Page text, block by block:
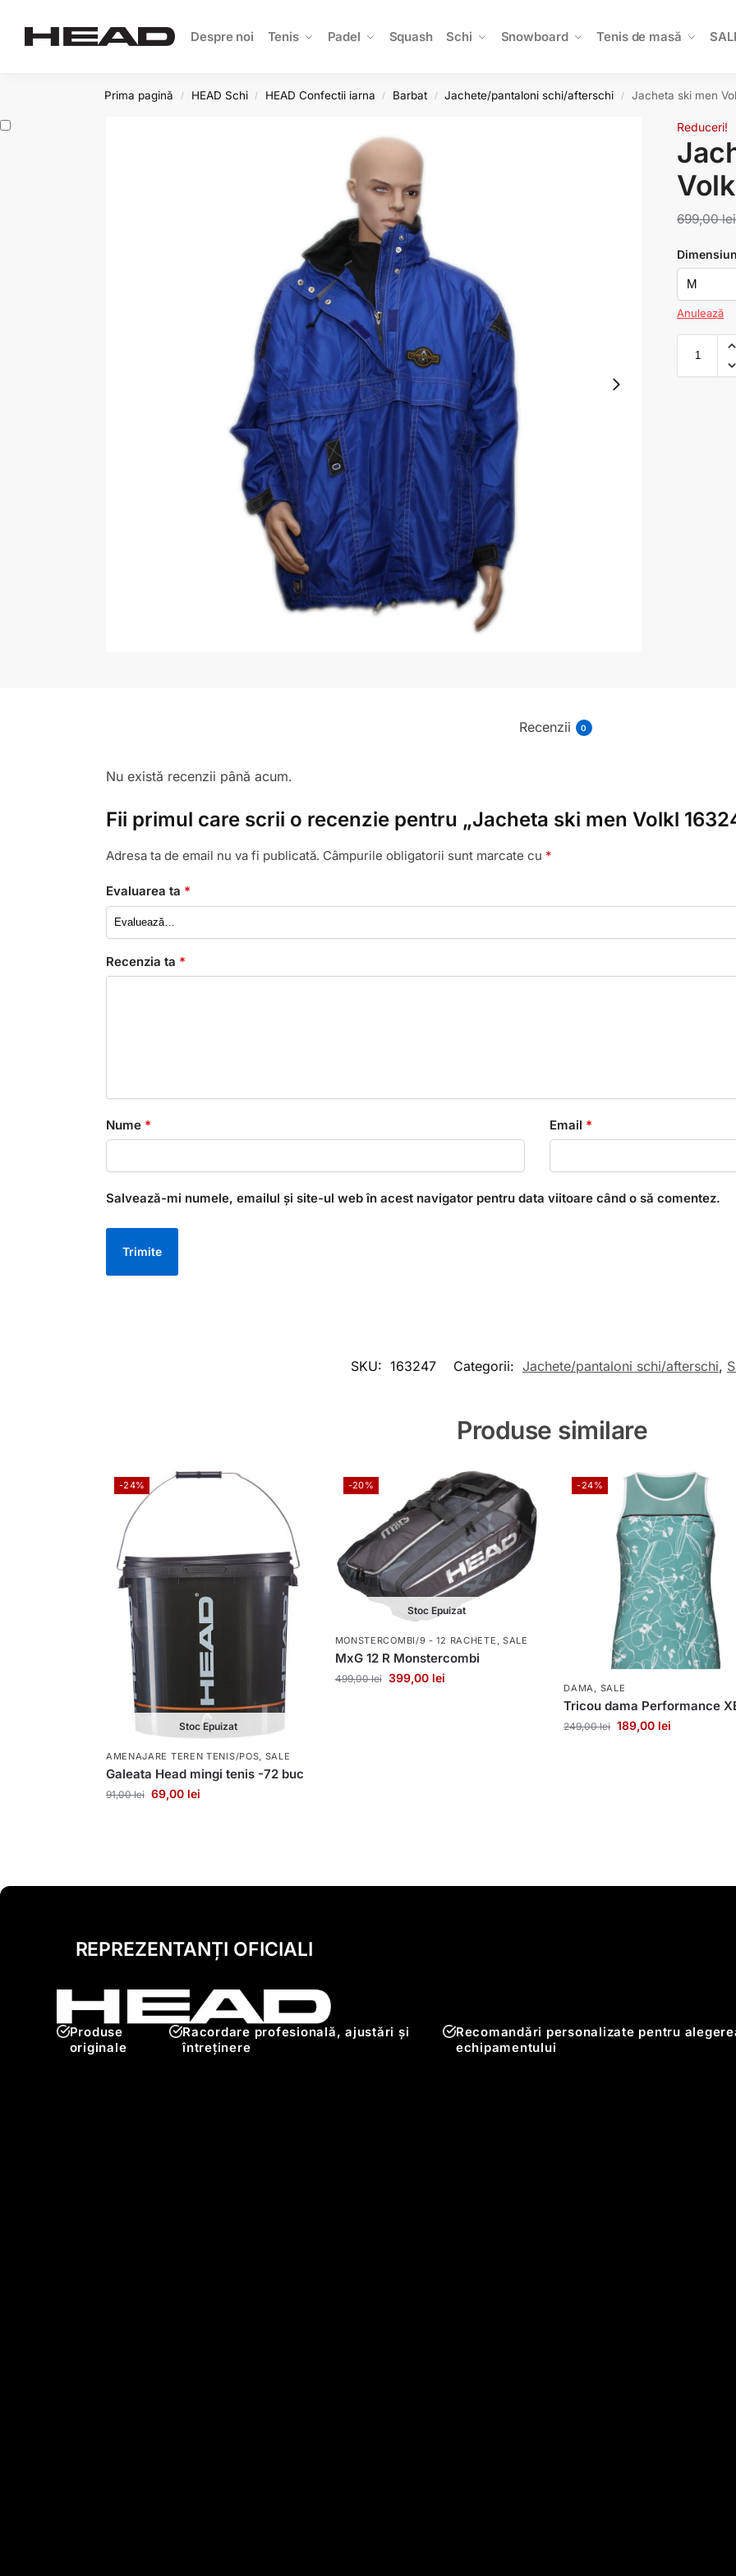
Despre noi Tenis Padel Squash Schi Snowboard Tenis de masă
Search
Prima pagină / HEAD Schi / HEAD Confectii iarna / Barbat / Jachete/pantaloni schi/afterschi / Jacheta ski men
Reduceri!
699,00lei
Anulează
Recenzii 0
Nu există recenzii până acum.
Fii primul care scrii o recenzie pentru „Jacheta ski men Volkl
Adresa ta de email nu va fi publicată. Câmpurile obligatorii sunt marcate cu *
Evaluarea ta *
Recenzia ta *
Nume * Email *
Salvează-mi numele, emailul și site-ul web în acest navigator pentru data viitoare când o să comentez.
SKU: 163247 Categorii: Jachete/pantaloni schi/afterschi,
Produse similare
-24%
Stoc Epuizat
AMENAJARE TEREN TENIS/POS, SALE
Galeata Head mingi tenis -72 buc
91,00lei 69,00 lei
-20%
Stoc Epuizat
MONSTERCOMBI/9 - 12 RACHETE , SALE
MxG 12 R Monstercombi
499,00lei 399,00 lei
-24%
DAMA, SALE
Tricou dama Performance
249,00lei 189,00 lei
REPREZENTANȚI OFICIALI
Produse
originale
Racordare profesională, ajustări și
întreținere
Recomandări personalizate pentru
echipamentului